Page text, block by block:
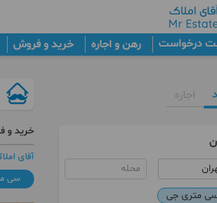
درخواست رهن و اجاره خرید و فروش
اجاره
محله
متری جی
خرید و
آقای
سی